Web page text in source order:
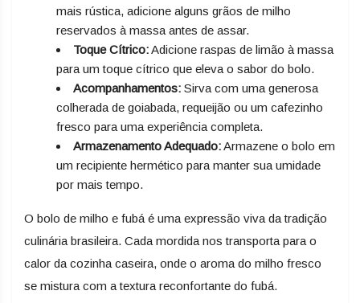
mais rústica, adicione alguns grãos de milho
reservados à massa antes de assar.
Toque Cítrico:Adicione raspas de limão à massa
para um toque cítrico que eleva o sabor do bolo.
Acompanhamentos: Sirva com uma generosa
colherada de goiabada, requeijão ou um cafezinho
fresco para uma experiência completa.
Armazenamento Adequado:Armazene o bolo em
um recipiente hermético para manter sua umidade
por mais tempo.
O bolo de milho e fubá é uma expressão viva da tradição
culinária brasileira. Cada mordida nos transporta para o
calor da cozinha caseira, onde o aroma do milho fresco
se mistura com a textura reconfortante do fubá.